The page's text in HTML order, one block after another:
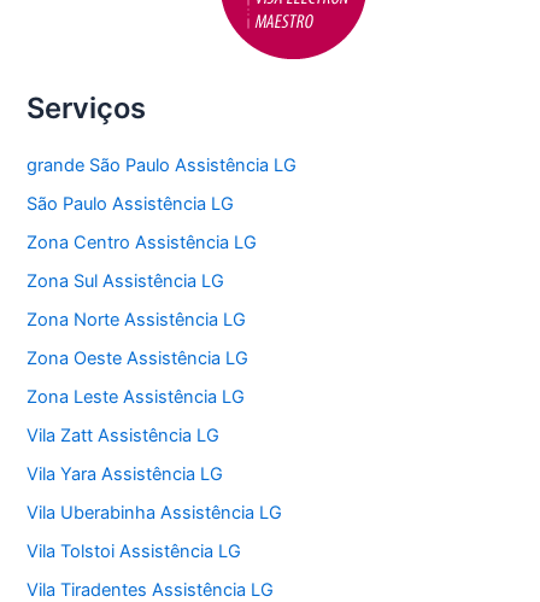
Serviços
grande São Paulo Assistência LG
São Paulo Assistência LG
Zona Centro Assistência LG
Zona Sul Assistência LG
Zona Norte Assistência LG
Zona Oeste Assistência LG
Zona Leste Assistência LG
Vila Zatt Assistência LG
Vila Yara Assistência LG
Vila Uberabinha Assistência LG
Vila Tolstoi Assistência LG
Vila Tiradentes Assistência LG